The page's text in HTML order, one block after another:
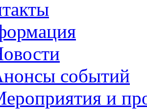
событий
и